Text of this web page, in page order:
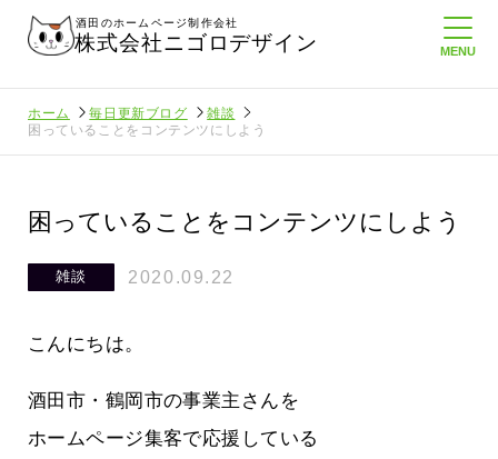
酒田のホームページ制作会社
株式会社ニゴロデザイン
ホーム 毎日更新ブログ
雑談
困っていることをコンテンツにしよう
困っていることをコンテンツにしよう
雑談 2020.09.22
こんにちは。
酒田市・鶴岡市の事業主さんを
ホームページ集客で応援している